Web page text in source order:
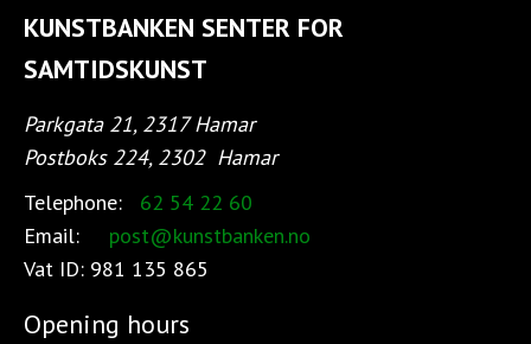
KUNSTBANKEN SENTER FOR
SAMTIDSKUNST
Parkgata 21, 2317 Hamar
Postboks 224, 2302 Hamar
Telephone:
62 54 22 60
Email:
post@kunstbanken.no
Vat ID: 981 135 865
Opening hours